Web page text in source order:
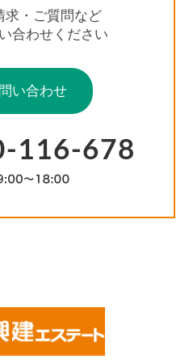
求・ご質問など
合わせください
い合わせ